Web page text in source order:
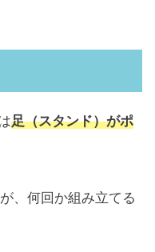
足（スタンド）がポ
、何回か組み立てる